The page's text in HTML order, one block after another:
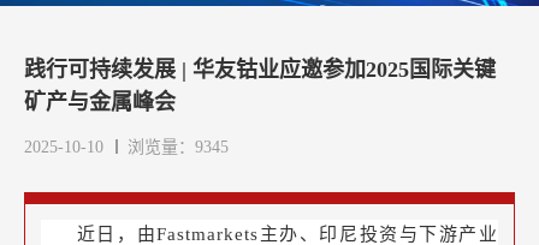
践行可持续发展 | 华友钴业应邀参加2025国际关键
矿产与金属峰会
2025-10-10 浏览量：9345
近日，由Fastmarkets主办、印尼投资与下游产业